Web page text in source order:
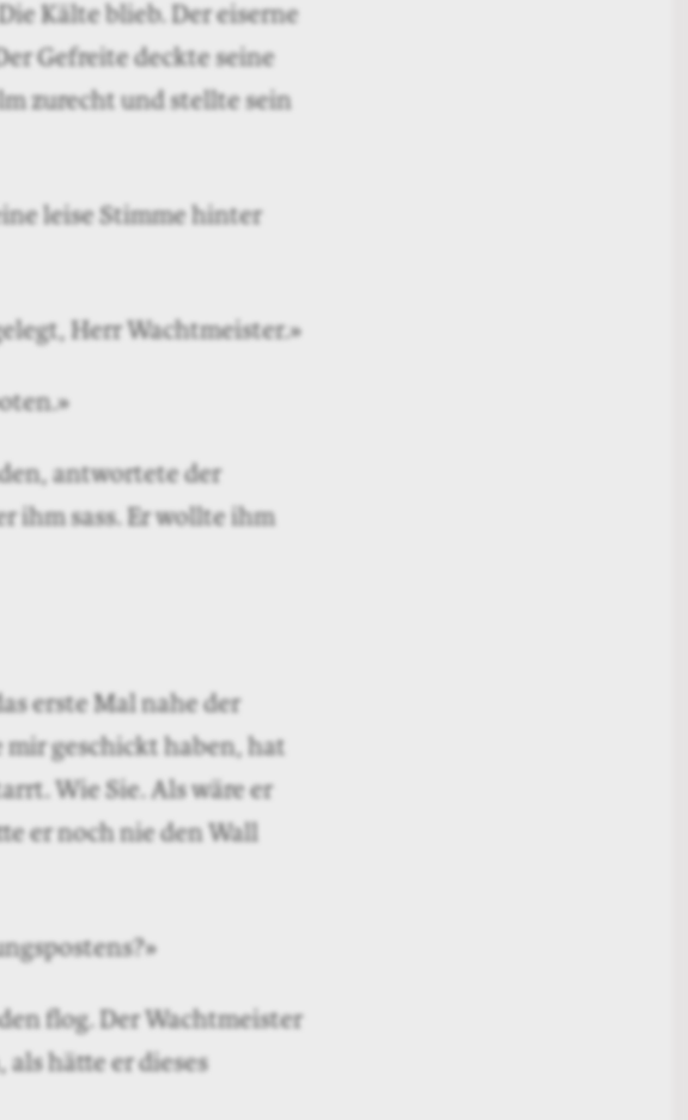
Kälte blieb. Der eiserne
Gefreite deckte seine
zurecht und stellte sein
leise Stimme hinter
Herr Wachtmeister.»
antwortete der
ihm sass. Er wollte ihm
erste Mal nahe der
geschickt haben, hat
Wie Sie. Als wäre er
er noch nie den Wall
flog. Der Wachtmeister
hätte er dieses